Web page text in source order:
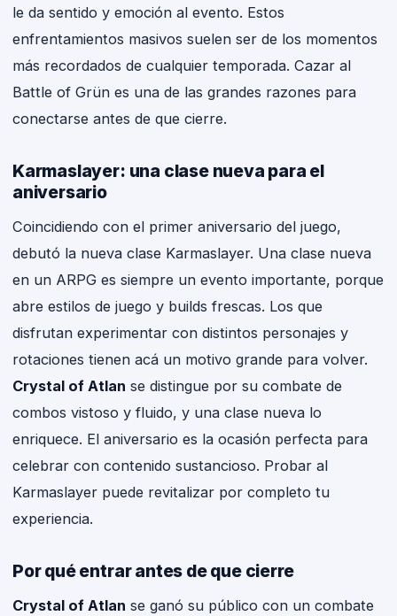
le da sentido y emoción al evento. Estos
enfrentamientos masivos suelen ser de los momentos
más recordados de cualquier temporada. Cazar al
Battle of Grün es una de las grandes razones para
conectarse antes de que cierre.
Karmaslayer: una clase nueva para el
aniversario
Coincidiendo con el primer aniversario del juego,
debutó la nueva clase Karmaslayer. Una clase nueva
en un ARPG es siempre un evento importante, porque
abre estilos de juego y builds frescas. Los que
disfrutan experimentar con distintos personajes y
rotaciones tienen acá un motivo grande para volver.
Crystal of Atlan se distingue por su combate de
combos vistoso y fluido, y una clase nueva lo
enriquece. El aniversario es la ocasión perfecta para
celebrar con contenido sustancioso. Probar al
Karmaslayer puede revitalizar por completo tu
experiencia.
Por qué entrar antes de que cierre
Crystal of Atlan se ganó su público con un combate